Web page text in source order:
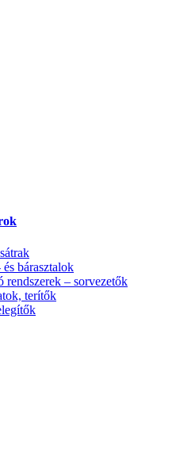
bárasztalok
rendszerek – sorvezetők
terítők